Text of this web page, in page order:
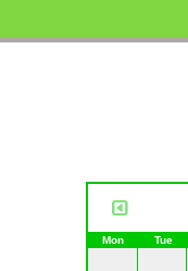
Mon Tue